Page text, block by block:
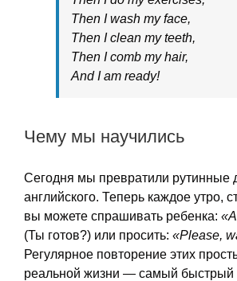
Then I wash my face,
Then I clean my teeth,
Then I comb my hair,
And I am ready!
Чему мы научились
Сегодня мы превратили рутинные
английского. Теперь каждое утро,
вы можете спрашивать ребенка:
(Ты готов?) или просить: «Please,
Регулярное повторение этих
реальной жизни — самый быстрый